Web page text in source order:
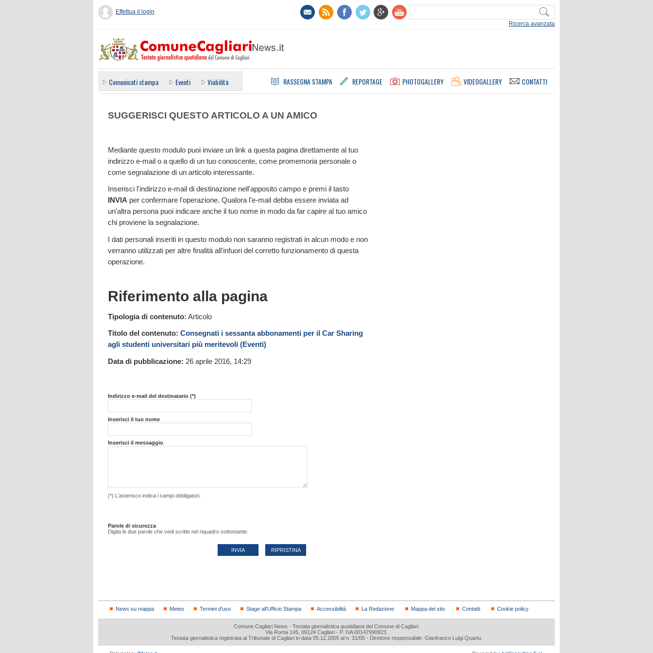
Ricerca avanzata
Effettua il login
Comunicati stampa Eventi Viabilità RASSEGNA STAMPA REPORTAGE PHOTOGALLERY VIDEOGALLERY CONTATTI
SUGGERISCI QUESTO ARTICOLO A UN AMICO
Mediante questo modulo puoi inviare un link a questa pagina direttamente al tuo
indirizzo e-mail o a quello di un tuo conoscente, come promemoria personale o
come segnalazione di un articolo interessante.
Inserisci l'indirizzo e-mail di destinazione nell'apposito campo e premi il tasto
INVIA per confermare l'operazione. Qualora l'e-mail debba essere inviata ad
un'altra persona puoi indicare anche il tuo nome in modo da far capire al tuo amico
chi proviene la segnalazione.
I dati personali inseriti in questo modulo non saranno registrati in alcun modo e non
verranno utilizzati per altre finalità all'infuori del corretto funzionamento di questa
operazione.
Riferimento alla pagina
Tipologia di contenuto: Articolo
Titolo del contenuto: Consegnati i sessanta abbonamenti per il Car Sharing
agli studenti universitari più meritevoli (Eventi)
Data di pubblicazione: 26 aprile 2016, 14:29
Indirizzo e-mail del destinatario (*)
Inserisci il tuo nome
Inserisci il messaggio
(*) L'asterisco indica i campi obbligatori.
Parole di sicurezza
Digita le due parole che vedi scritte nel riquadro sottostante.
News su mappa Meteo Termini d'uso Stage all'Ufficio Stampa Accessibilità La Redazione Mappa del sito Contatti Cookie policy
Comune Cagliari News - Testata giornalistica quotidiana del Comune di Cagliari.
Via Roma 145, 09124 Cagliari - P. IVA 00147990923.
Testata giornalistica registrata al Tribunale di Cagliari in data 05.12.2005 al n. 31/05 - Direttore responsabile: Gianfranco Luigi Quartu.